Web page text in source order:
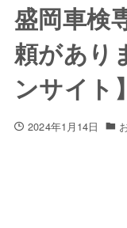
盛岡車検
頼があり
ンサイト】
2024年1月14日